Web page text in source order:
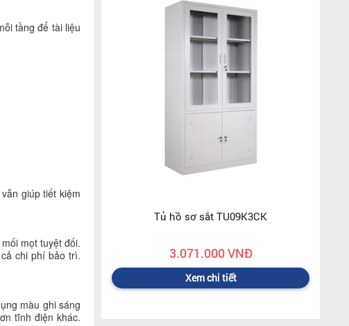
tầng để tài liệu
giúp tiết kiệm
mọt tuyệt đối.
chi phí bảo trì.
màu ghi sáng
tĩnh điện khác.
Tủ hồ sơ sắt TU09K3CK
3.071.000 VNĐ
Xem chi tiết